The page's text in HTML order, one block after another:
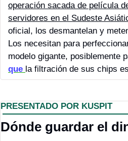
operación sacada de película
servidores en el Sudeste
oficial, los desmantelan y
Los necesitan para
modelo gigante, posiblemente
que la filtración de sus chips
PRESENTADO POR KUSPIT
Dónde guardar el